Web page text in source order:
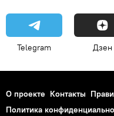
Telegram Дзен
О проекте Контакты
Политика